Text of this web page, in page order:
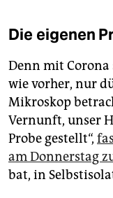
Die eigenen
Denn mit Corona
wie vorher, nur
Mikroskop
Vernunft, unser
Probe gestellt“,
am Donnerstag
bat, in